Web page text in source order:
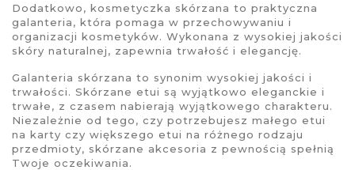
Dodatkowo, kosmetyczka skórzana to praktyczna
galanteria, która pomaga w przechowywaniu i
organizacji kosmetyków. Wykonana z wysokiej jakości
skóry naturalnej, zapewnia trwałość i elegancję.
Galanteria skórzana to synonim wysokiej jakości i
trwałości. Skórzane etui są wyjątkowo eleganckie i
trwałe, z czasem nabierają wyjątkowego charakteru.
Niezależnie od tego, czy potrzebujesz małego etui
na karty czy większego etui na różnego rodzaju
przedmioty, skórzane akcesoria z pewnością spełnią
Twoje oczekiwania.